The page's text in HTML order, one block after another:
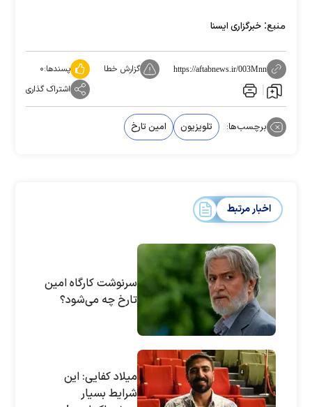
منبع: خبرگزاری ایسنا
https://aftabnews.ir/003Mnn گزارش خطا پسندها:۰
اشتراک گذاری
برچسب‌ها: تلویزیون امین تارخ
اخبار مرتبط
سرنوشت کارگاه امین
تارخ چه می‌شود؟
میلاد کفایی: این
شرایط بسیار